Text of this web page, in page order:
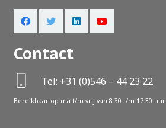
Contact
Tel: +31 (0)546 – 44 23 22
Bereikbaar op ma t/m vrij van 8.30 t/m 17.30 uur